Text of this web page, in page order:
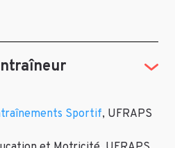
Sportif, UFRAPS